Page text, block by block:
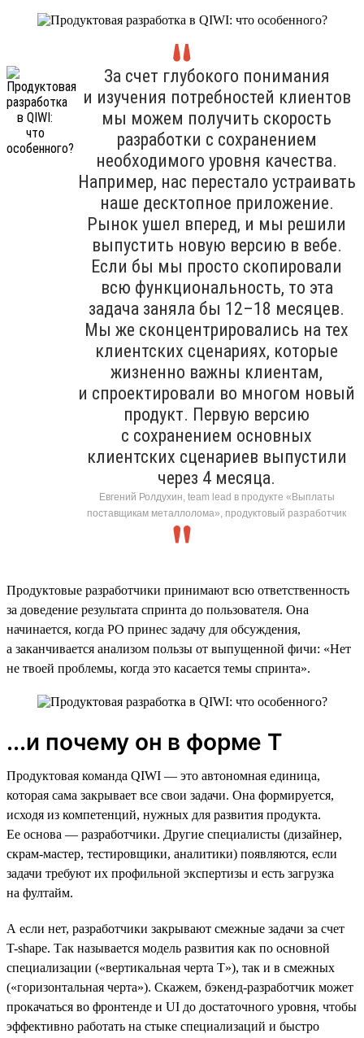
За счет глубокого понимания
и изучения потребностей клиентов
мы можем получить скорость
разработки с сохранением
необходимого уровня качества.
Например, нас перестало устраивать
наше десктопное приложение.
Рынок ушел вперед, и мы решили
выпустить новую версию в вебе.
Если бы мы просто скопировали
всю функциональность, то эта
задача заняла бы 12–18 месяцев.
Мы же сконцентрировались на тех
клиентских сценариях, которые
жизненно важны клиентам,
и спроектировали во многом новый
продукт. Первую версию
с сохранением основных
клиентских сценариев выпустили
через 4 месяца.
Евгений Ролдухин, team lead в продукте «Выплаты
поставщикам металлолома», продуктовый разработчик
Продуктовые разработчики принимают всю ответственность
за доведение результата спринта до пользователя. Она
начинается, когда PO принес задачу для обсуждения,
а заканчивается анализом пользы от выпущенной фичи: «Нет
не твоей проблемы, когда это касается темы спринта».
...и почему он в форме Т
Продуктовая команда QIWI — это автономная единица,
которая сама закрывает все свои задачи. Она формируется,
исходя из компетенций, нужных для развития продукта.
Ее основа — разработчики. Другие специалисты (дизайнер,
скрам-мастер, тестировщики, аналитики) появляются, если
задачи требуют их профильной экспертизы и есть загрузка
на фултайм.
А если нет, разработчики закрывают смежные задачи за счет
T-shape. Так называется модель развития как по основной
специализации («вертикальная черта Т»), так и в смежных
(«горизонтальная черта»). Скажем, бэкенд-разработчик может
прокачаться во фронтенде и UI до достаточного уровня, чтобы
эффективно работать на стыке специализаций и быстро